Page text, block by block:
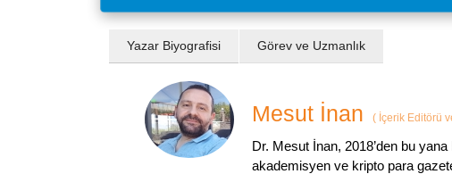
Yazar Biyografisi Görev ve Uzmanlık
Mesut İnan ( İçerik Editörü
Dr. Mesut İnan, 2018’den bu
akademisyen ve kripto para